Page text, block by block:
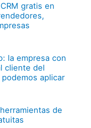
gratis en
la empresa con
cliente del
aplicar
de